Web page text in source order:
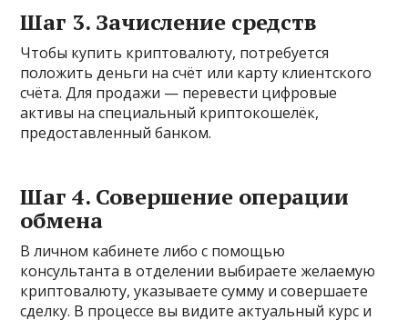
Шаг 3. Зачисление средств
Чтобы купить криптовалюту, потребуется
положить деньги на счёт или карту клиентского
счёта. Для продажи — перевести цифровые
активы на специальный криптокошелёк,
предоставленный банком.
Шаг 4. Совершение операции
обмена
В личном кабинете либо с помощью
консультанта в отделении выбираете желаемую
криптовалюту, указываете сумму и совершаете
сделку. В процессе вы видите актуальный курс и